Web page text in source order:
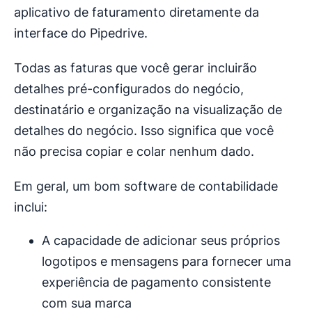
aplicativo de faturamento diretamente da
interface do Pipedrive.
Todas as faturas que você gerar incluirão
detalhes pré-configurados do negócio,
destinatário e organização na visualização de
detalhes do negócio. Isso significa que você
não precisa copiar e colar nenhum dado.
Em geral, um bom software de contabilidade
inclui:
A capacidade de adicionar seus próprios
logotipos e mensagens para fornecer uma
experiência de pagamento consistente
com sua marca